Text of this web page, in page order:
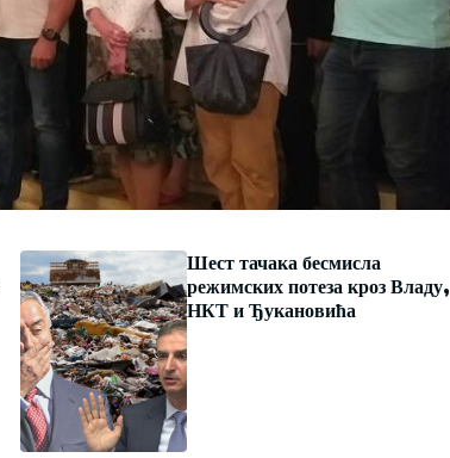
Шест тачака бесмисла
режимских потеза кроз Владу,
НКТ и Ђукановића